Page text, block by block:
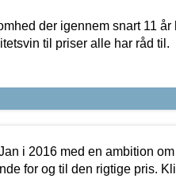
der igennem snart 11 år
til priser alle har råd til.
i 2016 med en ambition om
for og til den rigtige pris.